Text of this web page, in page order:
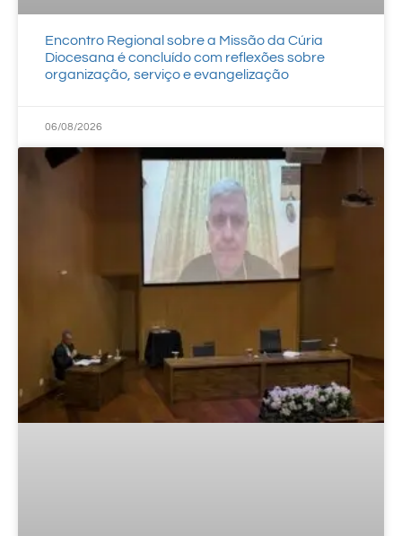
Encontro Regional sobre a Missão da Cúria
Diocesana é concluído com reflexões sobre
organização, serviço e evangelização
06/08/2026